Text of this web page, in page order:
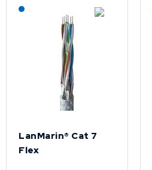
Lagerført: NEK Kabel
LanMarin® Cat 7
Flex